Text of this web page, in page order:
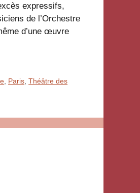
expressifs,
de l’Orchestre
d’une œuvre
Paris ,Théâtre des